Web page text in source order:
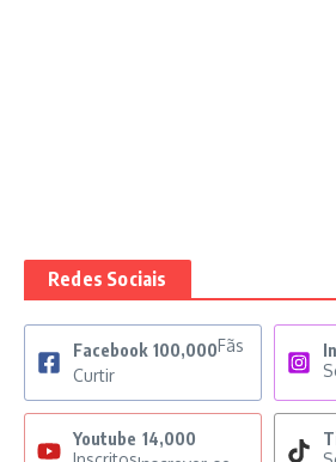
Redes Sociais
Facebook 100,000Fãs
Curtir
Youtube 14,000